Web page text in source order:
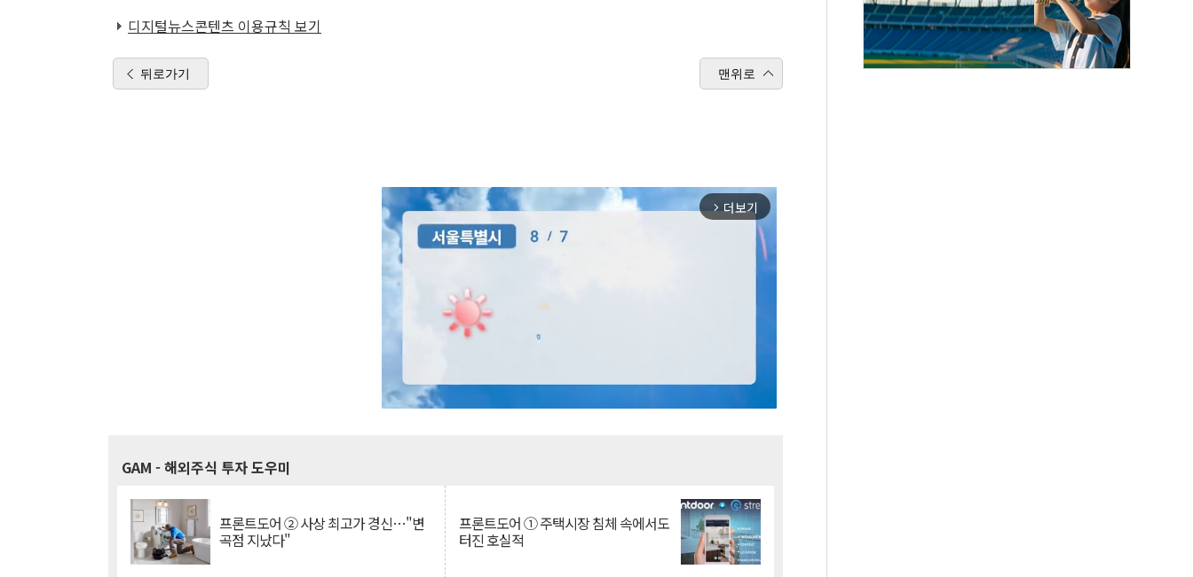
디지털뉴스콘텐츠 이용규칙 보기
뒤로가기 맨위로
arrow_forward_ios 더보기
GAM - 해외주식 투자 도우미
프론트도어 ② 사상 최고가 경신…"변
곡점 지났다"
프론트도어 ① 주택시장 침체 속에서도
터진 호실적